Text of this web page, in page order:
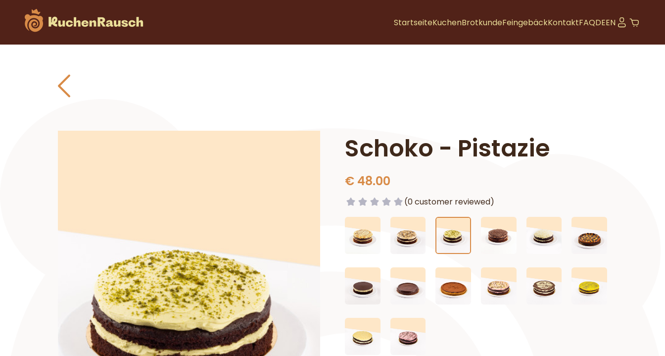
StartseiteKuchenBrotkundeFeingebäckKontaktFAQDEEN
Schoko - Pistazie
€ 48.00
(0 customer reviewed)